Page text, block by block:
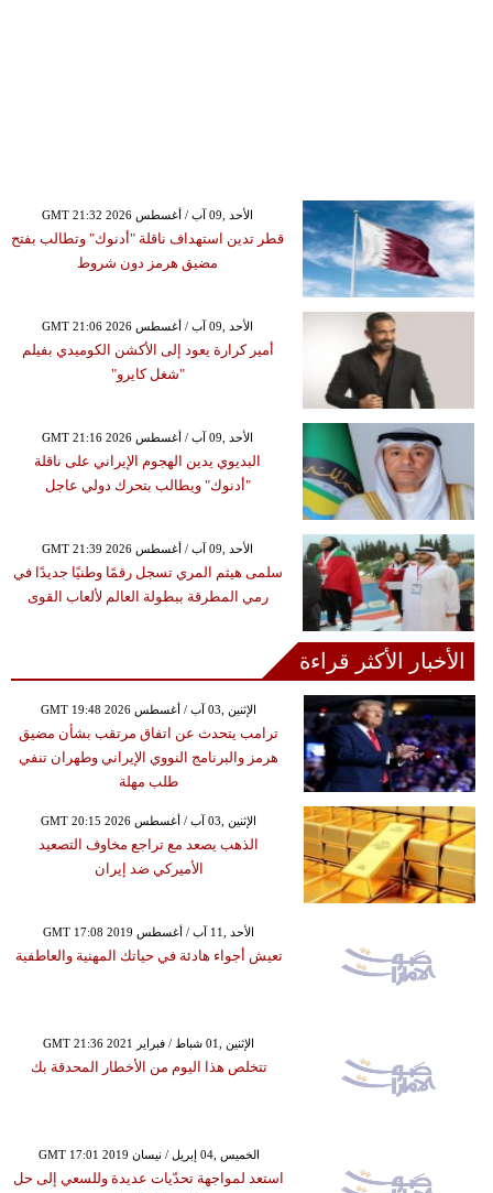
GMT 21:32 2026 الأحد ,09 آب / أغسطس
قطر تدين استهداف ناقلة "أدنوك" وتطالب بفتح
مضيق هرمز دون شروط
GMT 21:06 2026 الأحد ,09 آب / أغسطس
أمير كرارة يعود إلى الأكشن الكوميدي بفيلم
"شغل كايرو"
GMT 21:16 2026 الأحد ,09 آب / أغسطس
البديوي يدين الهجوم الإيراني على ناقلة
"أدنوك" ويطالب بتحرك دولي عاجل
GMT 21:39 2026 الأحد ,09 آب / أغسطس
سلمى هيثم المري تسجل رقمًا وطنيًا جديدًا في
رمي المطرقة ببطولة العالم لألعاب القوى
الأخبار الأكثر قراءة
GMT 19:48 2026 الإثنين ,03 آب / أغسطس
ترامب يتحدث عن اتفاق مرتقب بشأن مضيق
هرمز والبرنامج النووي الإيراني وطهران تنفي
طلب مهلة
GMT 20:15 2026 الإثنين ,03 آب / أغسطس
الذهب يصعد مع تراجع مخاوف التصعيد
الأميركي ضد إيران
GMT 17:08 2019 الأحد ,11 آب / أغسطس
تعيش أجواء هادئة في حياتك المهنية والعاطفية
GMT 21:36 2021 الإثنين ,01 شباط / فبراير
تتخلص هذا اليوم من الأخطار المحدقة بك
GMT 17:01 2019 الخميس ,04 إبريل / نيسان
استعد لمواجهة تحدّيات عديدة وللسعي إلى حل